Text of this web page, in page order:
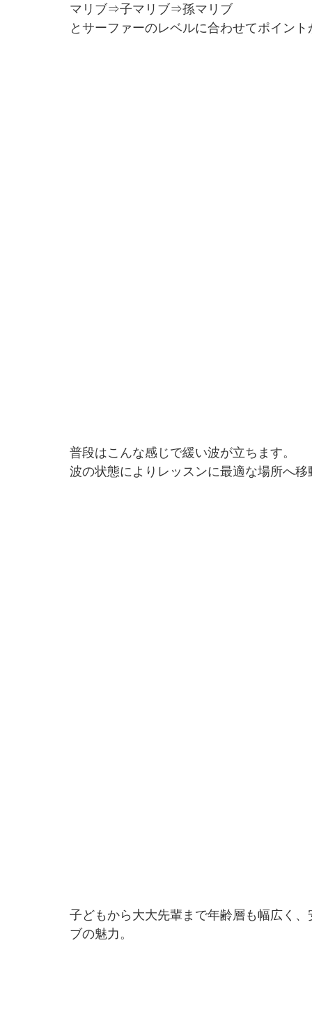
マリブ⇒子マリブ⇒孫マリブ
とサーファーのレベルに合わせてポイン
普段はこんな感じで緩い波が立ちます。
波の状態によりレッスンに最適な場所へ
子どもから大大先輩まで年齢層も幅広く
ブの魅力。